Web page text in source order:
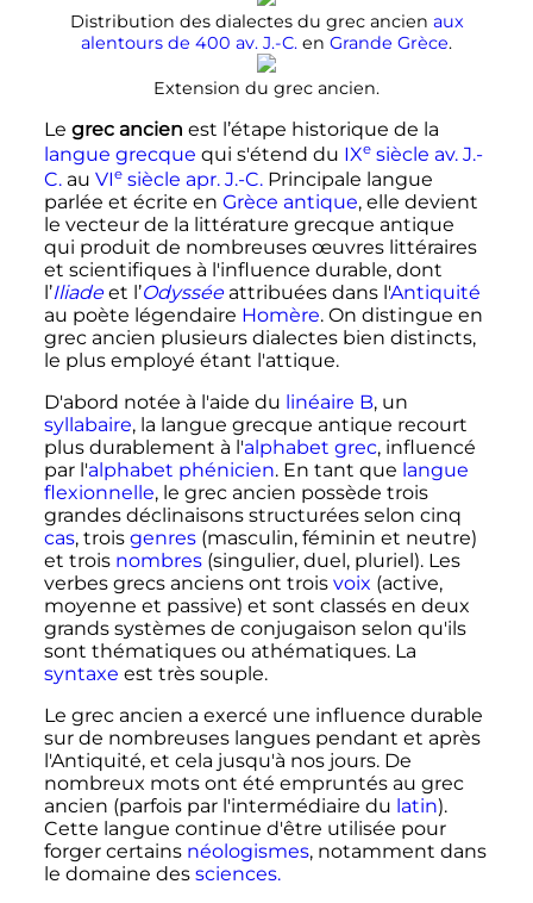
Distribution des dialectes du grec ancien aux
alentours de 400 av. J.-C. en Grande Grèce.
Extension du grec ancien.
Le grec ancien est l’étape historique de la
langue grecque qui s'étend du IXesiècle av. J.-
C.au VIesiècle apr. J.-C.Principale langue
parlée et écrite en Grèce antique, elle devient
le vecteur de la littérature grecque antique
qui produit de nombreuses œuvres littéraires
et scientifiques à l'influence durable, dont
l’Iliadeet l’Odysséeattribuées dans l'Antiquité
au poète légendaire Homère. On distingue en
grec ancien plusieurs dialectes bien distincts,
le plus employé étant l'attique.
D'abord notée à l'aide du linéaire B, un
syllabaire, la langue grecque antique recourt
plus durablement à l'alphabet grec, influencé
par l'alphabet phénicien. En tant que langue
flexionnelle, le grec ancien possède trois
grandes déclinaisons structurées selon cinq
cas, trois genres(masculin, féminin et neutre)
et trois nombres(singulier, duel, pluriel). Les
verbes grecs anciens ont trois voix (active,
moyenne et passive) et sont classés en deux
grands systèmes de conjugaison selon qu'ils
sont thématiques ou athématiques. La
syntaxe est très souple.
Le grec ancien a exercé une influence durable
sur de nombreuses langues pendant et après
l'Antiquité, et cela jusqu'à nos jours. De
nombreux mots ont été empruntés au grec
ancien (parfois par l'intermédiaire du latin).
Cette langue continue d'être utilisée pour
forger certains néologismes, notamment dans
le domaine des sciences.